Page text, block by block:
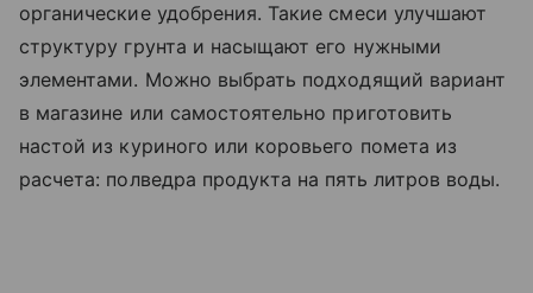
органические удобрения. Такие смеси улучшают
структуру грунта и насыщают его нужными
элементами. Можно выбрать подходящий вариант
в магазине или самостоятельно приготовить
настой из куриного или коровьего помета из
расчета: полведра продукта на пять литров воды.